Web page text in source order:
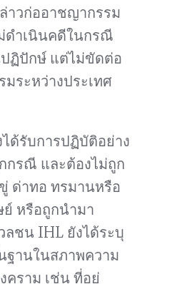
าวก่ออาชญากรรม
ดำเนินคดีในกรณี
ฏิปักษ์ แต่ไม่ขัดต่อ
ระหว่างประเทศ
ด้รับการปฏิบัติอย่าง
กรณี และต้องไม่ถูก
ด่าทอ ทรมานหรือ
หรือถูกนำมา
ชน IHL ยังได้ระบุ
ฐานในสภาพความ
คราม เช่น ที่อยู่